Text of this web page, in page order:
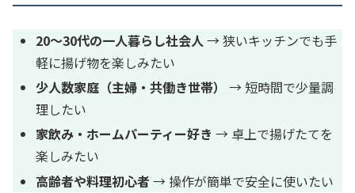
20〜30代の一人暮らし社会人→ 狭いキッチンでも手
軽に揚げ物を楽しみたい
少人数家庭（主婦・共働き世帯）
→ 短時間で少量調
理したい
家飲み・ホームパーティー好き → 卓上で揚げたてを
楽しみたい
高齢者や料理初心者→ 操作が簡単で安全に使いたい